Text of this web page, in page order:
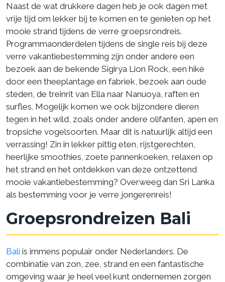
Naast de wat drukkere dagen heb je ook dagen met
vrije tijd om lekker bij te komen en te genieten op het
mooie strand tijdens de verre groepsrondreis.
Programmaonderdelen tijdens de single reis bij deze
verre vakantiebestemming zijn onder andere een
bezoek aan de bekende Sigirya Lion Rock, een hike
door een theeplantage en fabriek, bezoek aan oude
steden, de treinrit van Ella naar Nanuoya, raften en
surfles. Mogelijk komen we ook bijzondere dieren
tegen in het wild, zoals onder andere olifanten, apen en
tropsiche vogelsoorten. Maar dit is natuurlijk altijd een
verrassing! Zin in lekker pittig eten, rijstgerechten,
heerlijke smoothies, zoete pannenkoeken, relaxen op
het strand en het ontdekken van deze ontzettend
mooie vakantiebestemming? Overweeg dan Sri Lanka
als bestemming voor je verre jongerenreis!
Groepsrondreizen Bali
Bali is immens populair onder Nederlanders. De
combinatie van zon, zee, strand en een fantastische
omgeving waar je heel veel kunt ondernemen zorgen